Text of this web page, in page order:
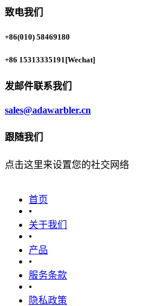
致电我们
+86(010) 58469180
+86 15313335191 [Wechat]
发邮件联系我们
sales@adawarbler.cn
跟随我们
点击这里来设置您的社交网络
首页
•
关于我们
•
产品
•
‎服务条款‎
•
隐私政策